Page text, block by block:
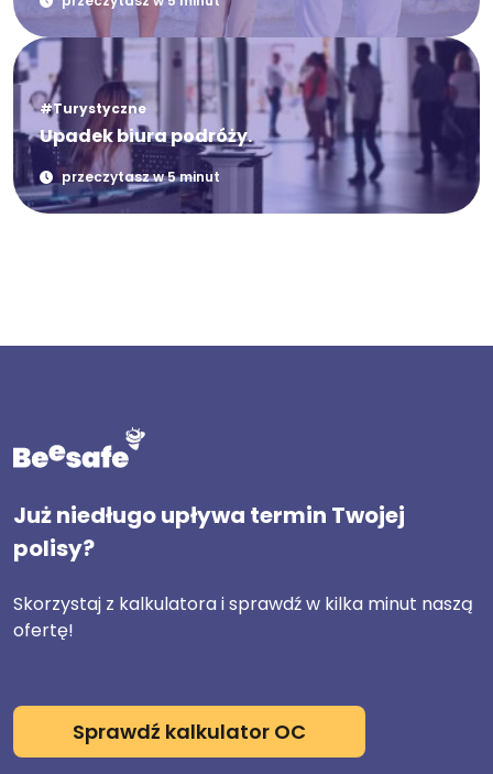
#Turystyczne
Upadek biura podróży.
przeczytasz w 5 minut
Już niedługo upływa termin Twojej
polisy?
Skorzystaj z kalkulatora i sprawdź w kilka minut naszą
ofertę!
Sprawdź kalkulator OC